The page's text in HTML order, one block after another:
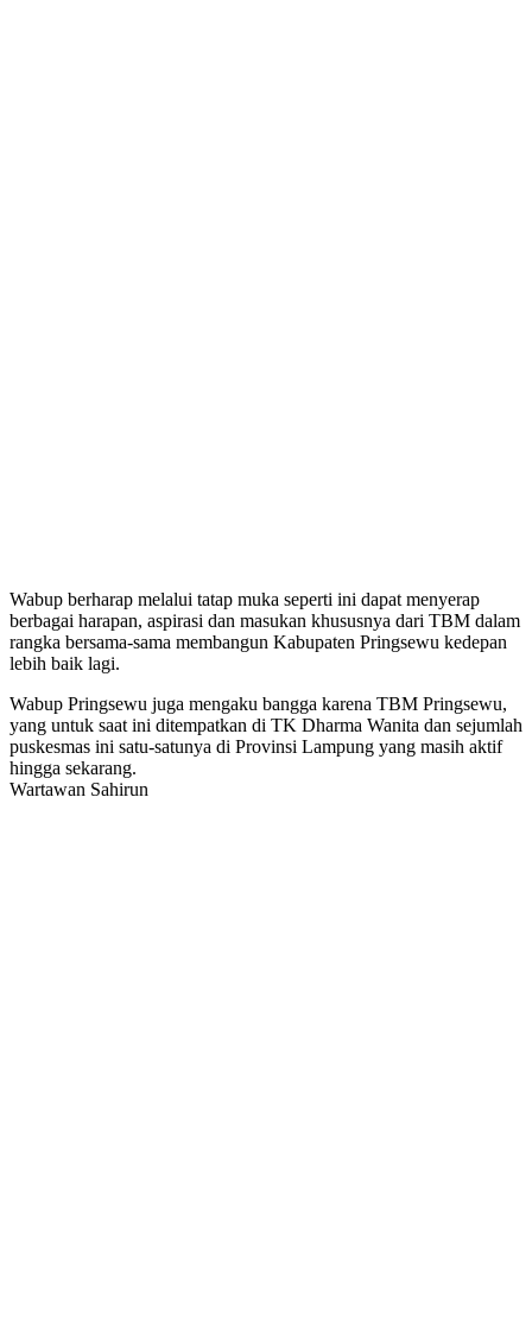
Wabup berharap melalui tatap muka seperti ini dapat menyerap
berbagai harapan, aspirasi dan masukan khususnya dari TBM dalam
rangka bersama-sama membangun Kabupaten Pringsewu kedepan
lebih baik lagi.
Wabup Pringsewu juga mengaku bangga karena TBM Pringsewu,
yang untuk saat ini ditempatkan di TK Dharma Wanita dan sejumlah
puskesmas ini satu-satunya di Provinsi Lampung yang masih aktif
hingga sekarang.
Wartawan Sahirun